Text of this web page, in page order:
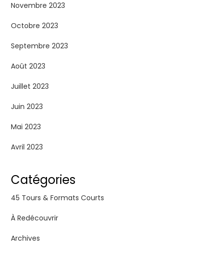
Novembre 2023
Octobre 2023
Septembre 2023
Août 2023
Juillet 2023
Juin 2023
Mai 2023
Avril 2023
Catégories
45 Tours & Formats Courts
À Redécouvrir
Archives